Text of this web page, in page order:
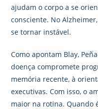
ajudam o corpo a se
consciente. No
se tornar instável.
Como apontam Blay,
doença compromete
memória recente, à
executivas. Com isso, o
maior na rotina. Quando